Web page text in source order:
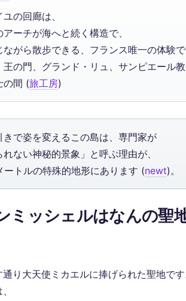
の回廊は、
ーチが海へと続く構造で、
ながら散步できる、フランス唯一の体験
王の門、グランド・リュ、サンピエール
の間 (旅工房)
きで姿を変えるこの島は、専門家が
れない神秘的景象」と呼ぶ理由が、
ートルの特殊的地形にあります (newt)。
ミッシェルはなんの聖
通り大天使ミカエルに捧げられた聖地で